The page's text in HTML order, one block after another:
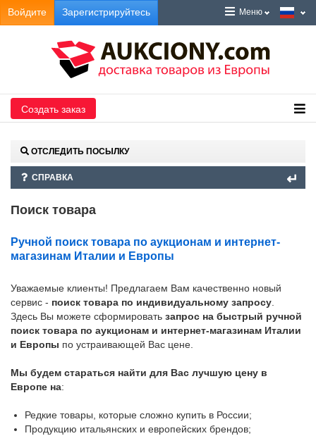
Войдите Зарегистрируйтесь Меню
Создать заказ
ОТСЛЕДИТЬ ПОСЫЛКУ
СПРАВКА
Поиск товара
Ручной поиск товара по аукционам и интернет-
магазинам Италии и Европы
Уважаемые клиенты! Предлагаем Вам качественно новый
сервис - поиск товара по индивидуальному запросу.
Здесь Вы можете сформировать запрос на быстрый ручной
поиск товара по аукционам и интернет-магазинам Италии
и Европы по устраивающей Вас цене.
Мы будем стараться найти для Вас лучшую цену в
Европе на:
Редкие товары, которые сложно купить в России;
Продукцию итальянских и европейских брендов;